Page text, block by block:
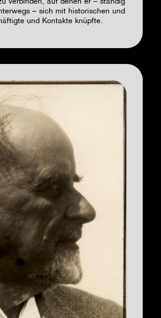
verbinden, auf denen er – ständig
– sich mit historischen und
und Kontakte knüpfte.